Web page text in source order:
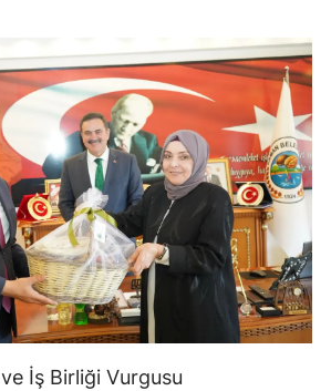
İş Birliği Vurgusu